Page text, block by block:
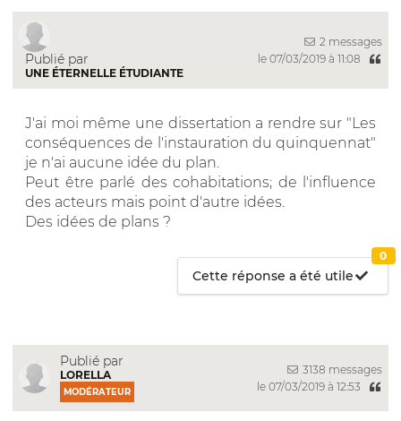
Publié par
UNE ÉTERNELLE ÉTUDIANTE
2 messages
le 07/03/2019 à 11:08
J'ai moi même une dissertation a rendre sur "Les
conséquences de l'instauration du quinquennat"
je n'ai aucune idée du plan.
Peut être parlé des cohabitations; de l'influence
des acteurs mais point d'autre idées.
Des idées de plans ?
Cette réponse a été utile
0
Publié par
LORELLA
MODÉRATEUR
3138 messages
le 07/03/2019 à 12:53